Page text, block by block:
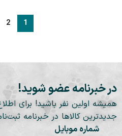
1
2
در خبرنامه عضو شوید!
همیشه اولین نفر باشید! برای
جدیدترین کالاها در خبرنامه
شماره موبایل